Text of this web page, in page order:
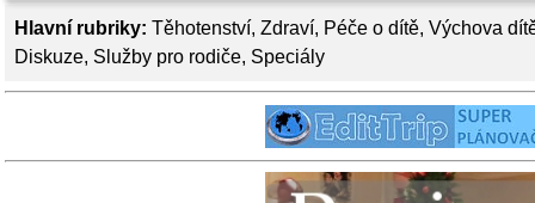
Hlavní rubriky: Těhotenství, Zdraví, Péče o dítě, Výchova
Diskuze, Služby pro rodiče, Speciály